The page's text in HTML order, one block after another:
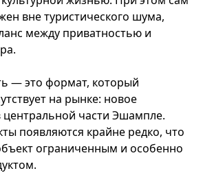
вне туристического шума,
между приватностью и
— это формат, который
на рынке: новое
центральной части Эшампле.
появляются крайне редко, что
ограниченным и особенно